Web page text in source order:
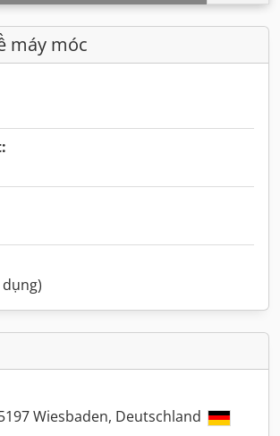
máy móc
Wiesbaden, Deutschland